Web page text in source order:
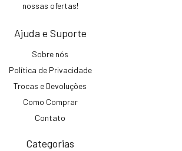
nossas ofertas!
Ajuda e Suporte
Sobre nós
Política de Privacidade
Trocas e Devoluções
Como Comprar
Contato
Categorias